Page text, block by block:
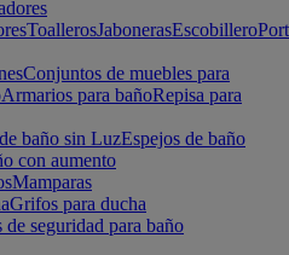
ToallerosJabonerasEscobillero
Conjuntos de muebles para
Armarios para bañoRepisa para
baño sin LuzEspejos de baño
con aumento
Mamparas
Grifos para ducha
de seguridad para baño